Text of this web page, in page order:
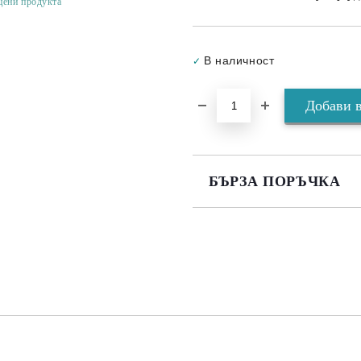
✓ В наличност
БЪРЗА ПОРЪЧКА